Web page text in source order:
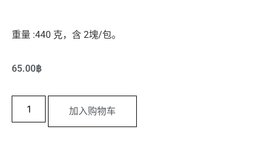
重量 :440 克，含 2塊/包。
65.00฿
加入购物车